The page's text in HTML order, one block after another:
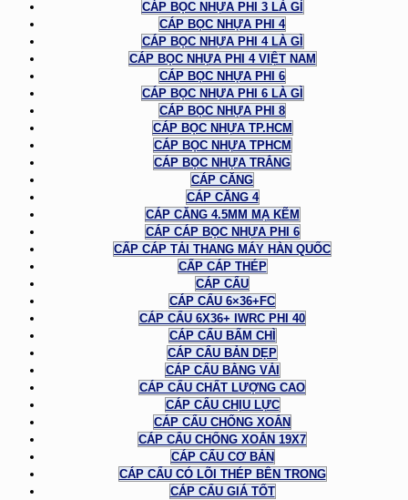
CÁP BỌC NHỰA PHI 3 LÀ GÌ
CÁP BỌC NHỰA PHI 4
CÁP BỌC NHỰA PHI 4 LÀ GÌ
CÁP BỌC NHỰA PHI 4 VIỆT NAM
CÁP BỌC NHỰA PHI 6
CÁP BỌC NHỰA PHI 6 LÀ GÌ
CÁP BỌC NHỰA PHI 8
CÁP BỌC NHỰA TP.HCM
CÁP BỌC NHỰA TPHCM
CÁP BỌC NHỰA TRẮNG
CÁP CĂNG
CÁP CĂNG 4
CÁP CĂNG 4.5MM MẠ KẼM
CÁP CÁP BỌC NHỰA PHI 6
CẤP CÁP TẢI THANG MÁY HÀN QUỐC
CẤP CÁP THÉP
CÁP CẨU
CÁP CẨU 6×36+FC
CÁP CẨU 6X36+ IWRC PHI 40
CÁP CẨU BẤM CHÌ
CÁP CẨU BẢN DẸP
CÁP CẨU BẰNG VẢI
CÁP CẨU CHẤT LƯỢNG CAO
CÁP CẨU CHỊU LỰC
CÁP CẨU CHỐNG XOẮN
CÁP CẨU CHỐNG XOẮN 19X7
CÁP CẨU CƠ BẢN
CÁP CẨU CÓ LÕI THÉP BÊN TRONG
CÁP CẨU GIÁ TỐT